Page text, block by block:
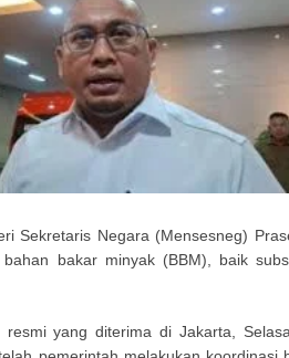
Sekretaris Negara (Mensesneg)
bakar minyak (BBM), baik
resmi yang diterima di Jakarta,